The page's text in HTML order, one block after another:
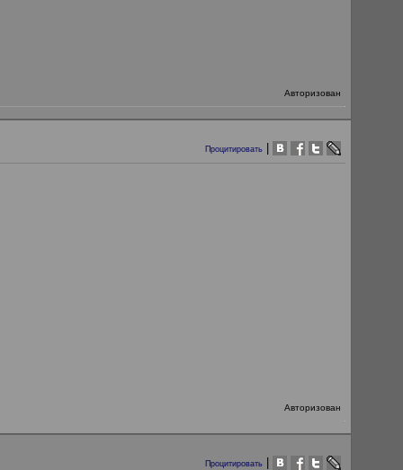
Авторизован
Процитировать
Авторизован
Процитировать